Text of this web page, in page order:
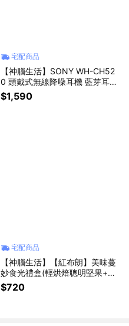
宅配商品
【神腦生活】SONY WH-CH52
0 頭戴式無線降噪耳機 藍芽耳機
藍牙耳機
$1,590
宅配商品
【神腦生活】【紅布朗】美味蔓
妙食光禮盒(輕烘焙聰明堅果+輕
烘焙雙桃+蔓越莓乾) 核桃 杏仁
果 腰果 葡萄乾 胡桃 南瓜子 黑豆
$720